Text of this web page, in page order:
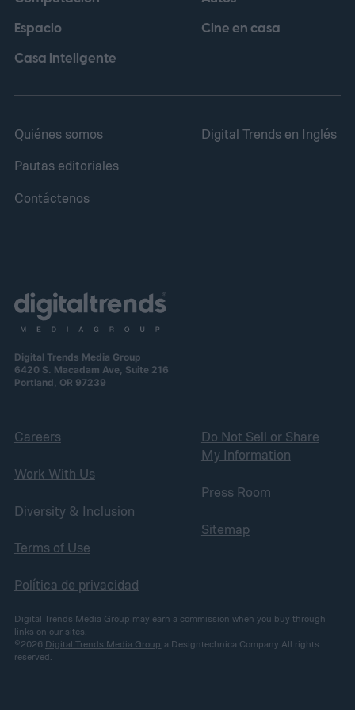
2008 apenas insinuaba.
Espacio
Casa inteligente
Cine en casa
Quiénes somos
Pautas editoriales
Contáctenos
Digital Trends en Inglés
Digital Trends Media Group
6420 S. Macadam Ave, Suite 216
Portland, OR 97239
Careers
Work With Us
Diversity & Inclusion
Terms of Use
Política de privacidad
Do Not Sell or Share
My Information
Press Room
Sitemap
Digital Trends Media Group may earn a commission when you buy through
links on our sites.
©2026 Digital Trends Media Group, a Designtechnica Company. All rights
reserved.